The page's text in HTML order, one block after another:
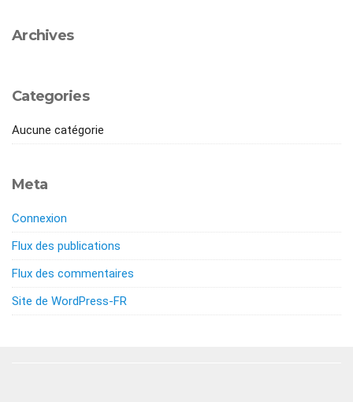
Archives
Categories
Aucune catégorie
Meta
Connexion
Flux des publications
Flux des commentaires
Site de WordPress-FR